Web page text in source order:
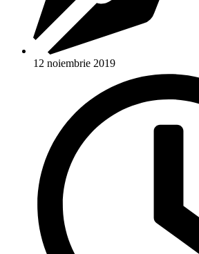
12 noiembrie 2019